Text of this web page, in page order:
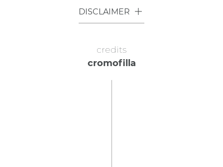
DISCLAIMER
credits
cromofilla